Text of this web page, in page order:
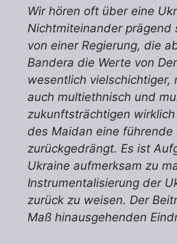
Wir hören oft über eine
Nichtmiteinander prägend
von einer Regierung, die
Bandera die Werte von
wesentlich
auch multiethnisch und
zukunftsträchtigen
des Maidan eine
zurückgedrängt. Es ist
Ukraine aufmerksam zu
Instrumentalisierung der
zurück zu weisen. Der
Maß hinausgehenden